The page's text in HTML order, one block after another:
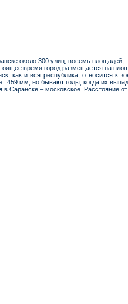
около 300 улиц, восемь площадей,
время город размещается на
как и вся республика, относится к
459 мм, но бывают годы, когда их
в Саранске – московское. Расстояние